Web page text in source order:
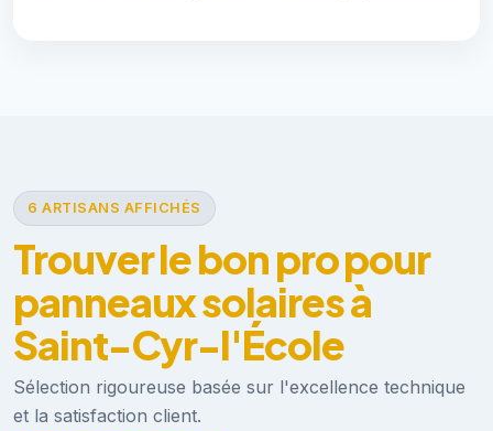
6 ARTISANS AFFICHÉS
Trouver le bon pro pour
panneaux solaires à
Saint-Cyr-l'École
Sélection rigoureuse basée sur l'excellence technique
et la satisfaction client.